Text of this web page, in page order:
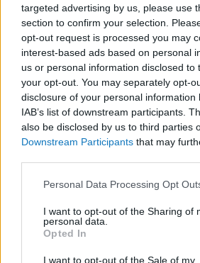
targeted advertising by us, please use
section to confirm your selection.
opt-out request is processed you may
interest-based ads based on personal
us or personal information disclosed to
your opt-out. You may separately opt-
disclosure of your personal information
IAB’s list of downstream participants.
also be disclosed by us to third parties
Downstream Participants that may
Please note that this website/app uses
not limited to your visit or usage
grant or deny consent to Google and
use your data for below specified
consent section.
Personal Data Processing Opt
I want to opt-out of the Sharing of
personal data.
Opted In
I want to opt-out of the Sale of my
A szangvinikus alkatnál a
vér van túlsúlyban. A
azonosították, a
nem meglepően ez egy
megjelenést biztosít. Arca
Nagy az életkedve,
hozzáállás jellemző rá.
lenni. Érzelmei,
feltámaszthatók, de nagyon
csillapodni. Természete
barátságos, nyitott, bizakodó.